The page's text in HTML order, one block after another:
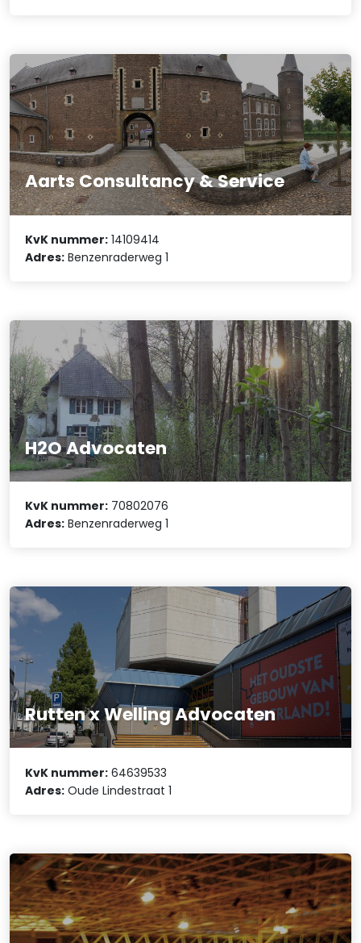
Aarts Consultancy & Service
KvK nummer: 14109414
Adres: Benzenraderweg 1
H2O Advocaten
KvK nummer: 70802076
Adres: Benzenraderweg 1
Rutten x Welling Advocaten
KvK nummer: 64639533
Adres: Oude Lindestraat 1